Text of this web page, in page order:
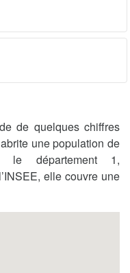
de quelques chiffres
une population de
le département 1,
elle couvre une